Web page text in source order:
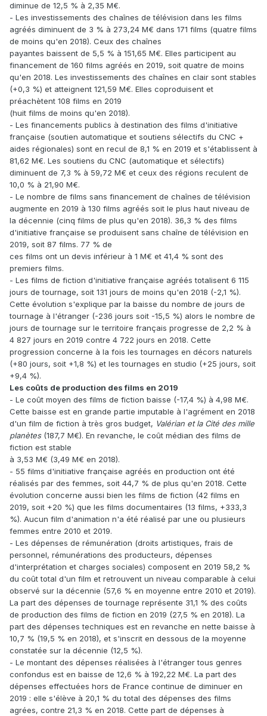
diminue de 12,5 % à 2,35 M€.
- Les investissements des chaînes de télévision dans les films
agréés diminuent de 3 % à 273,24 M€ dans 171 films (quatre films
de moins qu'en 2018). Ceux des chaînes
payantes baissent de 5,5 % à 151,65 M€. Elles participent au
financement de 160 films agréés en 2019, soit quatre de moins
qu'en 2018. Les investissements des chaînes en clair sont stables
(+0,3 %) et atteignent 121,59 M€. Elles coproduisent et
préachètent 108 films en 2019
(huit films de moins qu'en 2018).
- Les financements publics à destination des films d'initiative
française (soutien automatique et soutiens sélectifs du CNC +
aides régionales) sont en recul de 8,1 % en 2019 et s'établissent à
81,62 M€. Les soutiens du CNC (automatique et sélectifs)
diminuent de 7,3 % à 59,72 M€ et ceux des régions reculent de
10,0 % à 21,90 M€.
- Le nombre de films sans financement de chaînes de télévision
augmente en 2019 à 130 films agréés soit le plus haut niveau de
la décennie (cinq films de plus qu'en 2018). 36,3 % des films
d'initiative française se produisent sans chaîne de télévision en
2019, soit 87 films. 77 % de
ces films ont un devis inférieur à 1 M€ et 41,4 % sont des
premiers films.
- Les films de fiction d'initiative française agréés totalisent 6 115
jours de tournage, soit 131 jours de moins qu'en 2018 (-2,1 %).
Cette évolution s'explique par la baisse du nombre de jours de
tournage à l'étranger (-236 jours soit -15,5 %) alors le nombre de
jours de tournage sur le territoire français progresse de 2,2 % à
4 827 jours en 2019 contre 4 722 jours en 2018. Cette
progression concerne à la fois les tournages en décors naturels
(+80 jours, soit +1,8 %) et les tournages en studio (+25 jours, soit
+9,4 %).
Les coûts de production des films en 2019
- Le coût moyen des films de fiction baisse (-17,4 %) à 4,98 M€.
Cette baisse est en grande partie imputable à l'agrément en 2018
d'un film de fiction à très gros budget, Valérian et la Cité des mille
planètes(187,7 M€). En revanche, le coût médian des films de
fiction est stable
à 3,53 M€ (3,49 M€ en 2018).
- 55 films d'initiative française agréés en production ont été
réalisés par des femmes, soit 44,7 % de plus qu'en 2018. Cette
évolution concerne aussi bien les films de fiction (42 films en
2019, soit +20 %) que les films documentaires (13 films, +333,3
%). Aucun film d'animation n'a été réalisé par une ou plusieurs
femmes entre 2010 et 2019.
- Les dépenses de rémunération (droits artistiques, frais de
personnel, rémunérations des producteurs, dépenses
d'interprétation et charges sociales) composent en 2019 58,2 %
du coût total d'un film et retrouvent un niveau comparable à celui
observé sur la décennie (57,6 % en moyenne entre 2010 et 2019).
La part des dépenses de tournage représente 31,1 % des coûts
de production des films de fiction en 2019 (27,5 % en 2018). La
part des dépenses techniques est en revanche en nette baisse à
10,7 % (19,5 % en 2018), et s'inscrit en dessous de la moyenne
constatée sur la décennie (12,5 %).
- Le montant des dépenses réalisées à l'étranger tous genres
confondus est en baisse de 12,6 % à 192,22 M€. La part des
dépenses effectuées hors de France continue de diminuer en
2019 : elle s'élève à 20,1 % du total des dépenses des films
agrées, contre 21,3 % en 2018. Cette part de dépenses à